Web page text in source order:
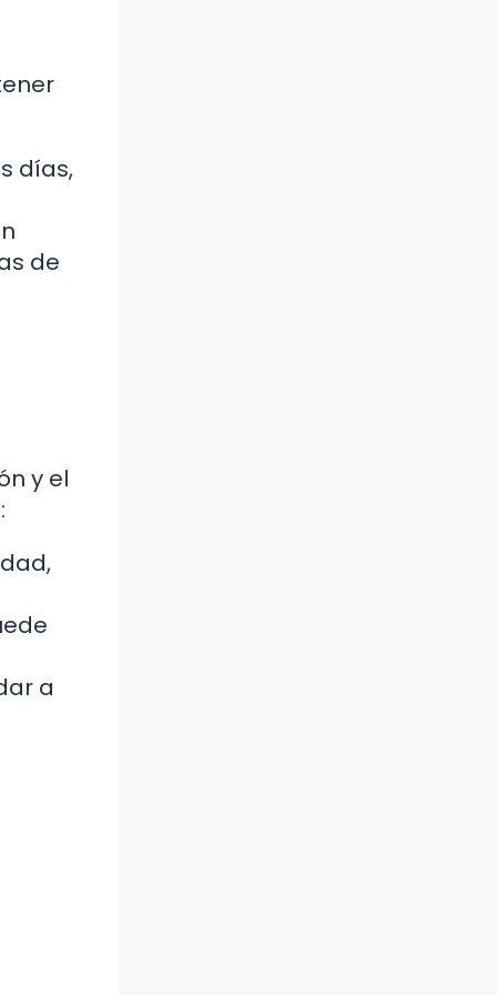
días,
de
y el
a